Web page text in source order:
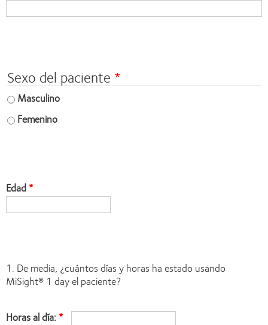
Sexo del paciente
Masculino
Femenino
Edad
Q1
1. De media, ¿cuántos días y horas ha estado usando
MiSight® 1 day el paciente?
Horas al día: